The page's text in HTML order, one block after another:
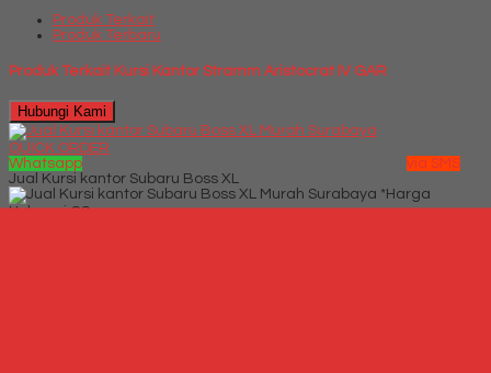
Produk Terkait
Produk Terbaru
Produk Terkait Kursi Kantor Stramm Aristocrat IV GAR
Hubungi Kami
QUICK ORDER
Whatsapp
via SMS
Jual Kursi kantor Subaru Boss XL
*Harga
Hubungi CS